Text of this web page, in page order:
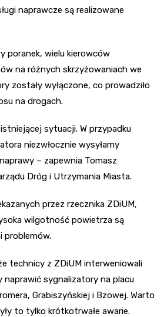
naprawcze są realizowane
poranek, wielu kierowców
na różnych skrzyżowaniach we
zostały wyłączone, co prowadziło
na drogach.
sytuacji. W przypadku
niezwłocznie wysyłamy
– zapewnia Tomasz
Dróg i Utrzymania Miasta.
przez rzecznika ZDiUM,
wilgotność powietrza są
problemów.
technicy z ZDiUM interweniowali
naprawić sygnalizatory na placu
Grabiszyńskiej i Bzowej. Warto
to tylko krótkotrwałe awarie.